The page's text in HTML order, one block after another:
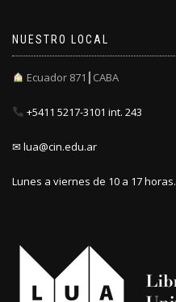
NUESTRO LOCAL
Ecuador 871┃CABA
+5411 5217-3101 int. 243
✉ lua@cin.edu.ar
Lunes a viernes de 10 a 17 horas.